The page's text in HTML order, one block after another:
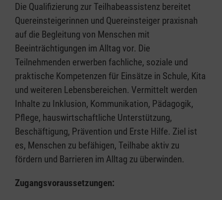
Die Qualifizierung zur Teilhabeassistenz bereitet
Quereinsteigerinnen und Quereinsteiger praxisnah
auf die Begleitung von Menschen mit
Beeinträchtigungen im Alltag vor. Die
Teilnehmenden erwerben fachliche, soziale und
praktische Kompetenzen für Einsätze in Schule, Kita
und weiteren Lebensbereichen. Vermittelt werden
Inhalte zu Inklusion, Kommunikation, Pädagogik,
Pflege, hauswirtschaftliche Unterstützung,
Beschäftigung, Prävention und Erste Hilfe. Ziel ist
es, Menschen zu befähigen, Teilhabe aktiv zu
fördern und Barrieren im Alltag zu überwinden.
Zugangsvoraussetzungen: